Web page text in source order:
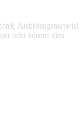
Ausbildungsmaterial
oder können dies